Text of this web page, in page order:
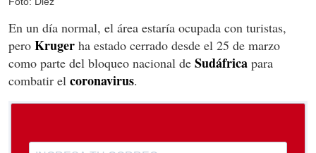
En un día normal, el área estaría ocupada con turistas,
pero Kruger ha estado cerrado desde el 25 de marzo
como parte del bloqueo nacional de Sudáfrica para
combatir el coronavirus.